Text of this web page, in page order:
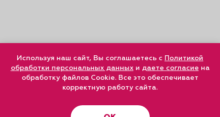
Используя наш сайт, Вы соглашаетесь с Политикой
обработки персональных данныхи даете согласие на
обработку файлов Cookie. Все это обеспечивает
корректную работу сайта.